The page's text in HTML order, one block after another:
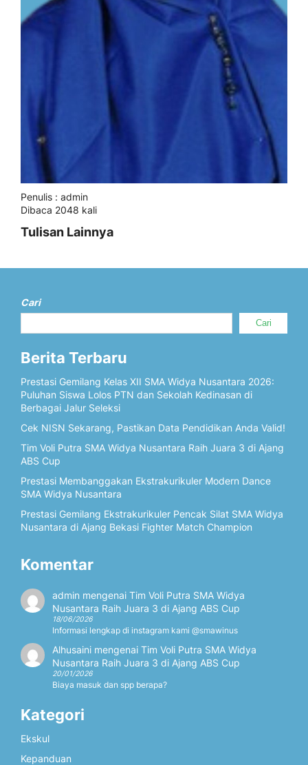
Penulis : admin
Dibaca 2048 kali
Tulisan Lainnya
Cari
Cari
Berita Terbaru
Prestasi Gemilang Kelas XII SMA Widya Nusantara 2026:
Puluhan Siswa Lolos PTN dan Sekolah Kedinasan di
Berbagai Jalur Seleksi
Cek NISN Sekarang, Pastikan Data Pendidikan Anda Valid!
Tim Voli Putra SMA Widya Nusantara Raih Juara 3 di Ajang
ABS Cup
Prestasi Membanggakan Ekstrakurikuler Modern Dance
SMA Widya Nusantara
Prestasi Gemilang Ekstrakurikuler Pencak Silat SMA Widya
Nusantara di Ajang Bekasi Fighter Match Champion
Komentar
admin mengenai Tim Voli Putra SMA Widya
Nusantara Raih Juara 3 di Ajang ABS Cup
18/06/2026
Informasi lengkap di instagram kami @smawinus
Alhusainimengenai Tim Voli Putra SMA Widya
Nusantara Raih Juara 3 di Ajang ABS Cup
20/01/2026
Biaya masuk dan spp berapa?
Kategori
Ekskul
Kepanduan